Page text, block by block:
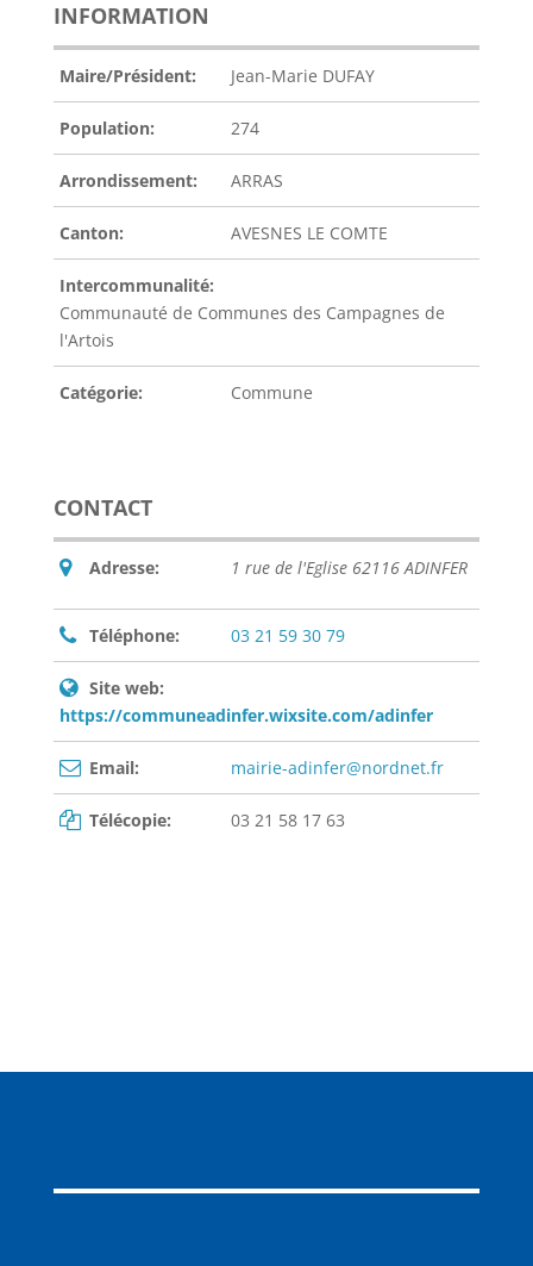
INFORMATION
Maire/Président: Jean-Marie DUFAY
Population: 274
Arrondissement: ARRAS
Canton: AVESNES LE COMTE
Intercommunalité:
Communauté de Communes des Campagnes de
l'Artois
Catégorie: Commune
CONTACT
Adresse: 1 rue de l'Eglise 62116 ADINFER
Téléphone: 03 21 59 30 79
Site web:
https://communeadinfer.wixsite.com/adinfer
Email: mairie-adinfer@nordnet.fr
Télécopie: 03 21 58 17 63